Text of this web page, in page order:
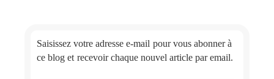
Saisissez votre adresse e-mail pour vous abonner à
ce blog et recevoir chaque nouvel article par email.